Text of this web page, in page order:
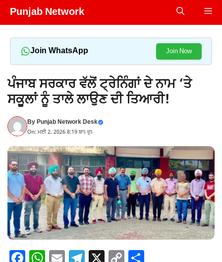
Skip
Punjab Network
Join WhatsApp Join Now
ਪੰਜਾਬ ਸਰਕਾਰ ਵੱਲੋਂ ਟ੍ਰੇਨਿੰਗਾਂ ਦੇ ਨਾਮ ‘ਤੇ
ਸਕੂਲਾਂ ਨੂੰ ਤਾਲੇ ਲਾਉਣ ਦੀ ਤਿਆਰੀ!
ByPunjab Network Desk
On: ਮਈ 2, 2026 8:19 ਬਾਃ ਦੁਃ